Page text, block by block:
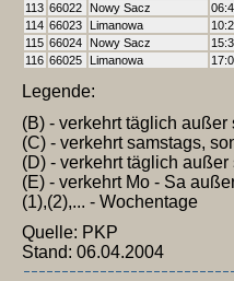
113 66022 Nowy Sacz
114 66023 Limanowa
115 66024 Nowy Sacz
116 66025 Limanowa
Legende:
(B) - verkehrt täglich außer
(C) - verkehrt samstags,
(D) - verkehrt täglich außer
(E) - verkehrt Mo - Sa
(1),(2),... - Wochentage
Quelle: PKP
Stand: 06.04.2004